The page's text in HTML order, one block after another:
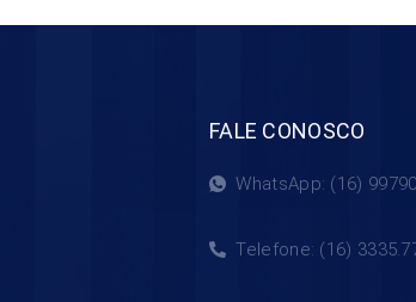
FALE CONOSCO
WhatsApp: (16)
Telefone: (16)